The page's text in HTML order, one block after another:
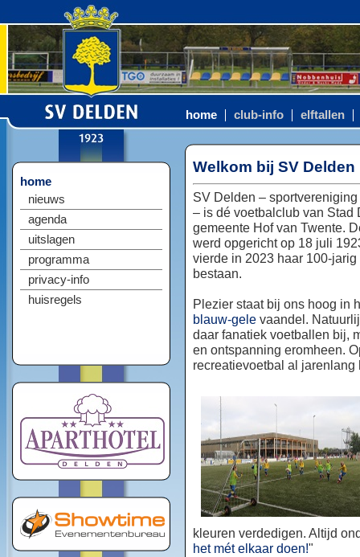
home club-info elftallen
home
nieuws
agenda
uitslagen
programma
privacy-info
huisregels
Welkom bij SV Delden
SV Delden –
– is dé voetbalclub van Stad
gemeente Hof van Twente.
werd opgericht op 18 juli
vierde in 2023 haar 100-jarig
bestaan.
Plezier staat bij ons hoog in
blauw-gele vaandel.
daar fanatiek voetballen bij,
en ontspanning eromheen.
recreatievoetbal al jarenlang
kleuren verdedigen. Altijd
het mét elkaar doen!"